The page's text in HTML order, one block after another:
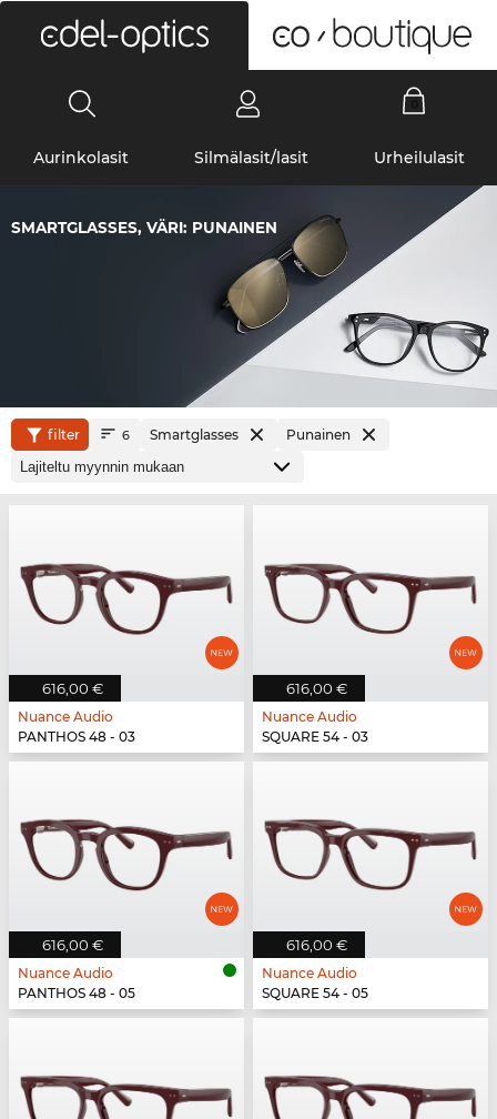
Aurinkolasit Silmälasit/lasit Urheilulasit
SMARTGLASSES, VÄRI: PUNAINEN
filter 6 Smartglasses Punainen
616,00 €
Nuance Audio
PANTHOS 48 - 03
616,00 €
Nuance Audio
SQUARE 54 - 03
616,00 €
Nuance Audio
PANTHOS 48 - 05
616,00 €
Nuance Audio
SQUARE 54 - 05